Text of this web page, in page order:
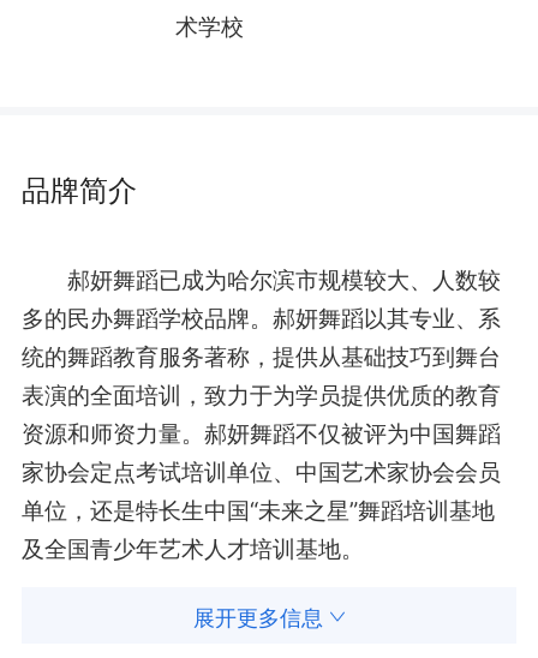
术学校
品牌简介
‌郝妍舞蹈已成为哈尔滨市规模较大、人数较
多的民办舞蹈学校品牌。郝妍舞蹈以其专业、系
统的舞蹈教育服务著称，提供从基础技巧到舞台
表演的全面培训，致力于为学员提供优质的教育
资源和师资力量。郝妍舞蹈不仅被评为中国舞蹈
家协会定点考试培训单位、中国艺术家协会会员
单位，还是特长生中国“未来之星”舞蹈培训基地
及全国青少年艺术人才培训基地。
展开更多信息